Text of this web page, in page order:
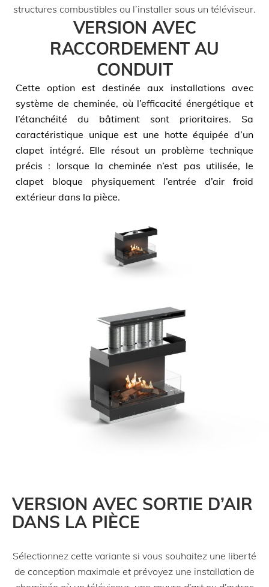
structures combustibles ou l’installer sous un téléviseur.
VERSION AVEC
RACCORDEMENT AU
CONDUIT
Cette option est destinée aux installations avec
système de cheminée, où l’efficacité énergétique et
l’étanchéité du bâtiment sont prioritaires. Sa
caractéristique unique est une hotte équipée d’un
clapet intégré. Elle résout un problème technique
précis : lorsque la cheminée n’est pas utilisée, le
clapet bloque physiquement l’entrée d’air froid
extérieur dans la pièce.
VERSION AVEC SORTIE D’AIR
DANS LA PIÈCE
Sélectionnez cette variante si vous souhaitez une liberté
de conception maximale et prévoyez une installation de